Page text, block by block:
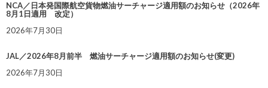
NCA／日本発国際航空貨物燃油サーチャージ適用額のお知らせ（2026年
8月1日適用 改定）
2026年7月30日
JAL／2026年8月前半 燃油サーチャージ適用額のお知らせ(変更)
2026年7月30日